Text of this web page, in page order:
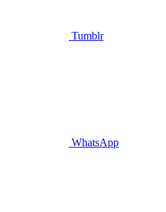
Tumblr
WhatsApp